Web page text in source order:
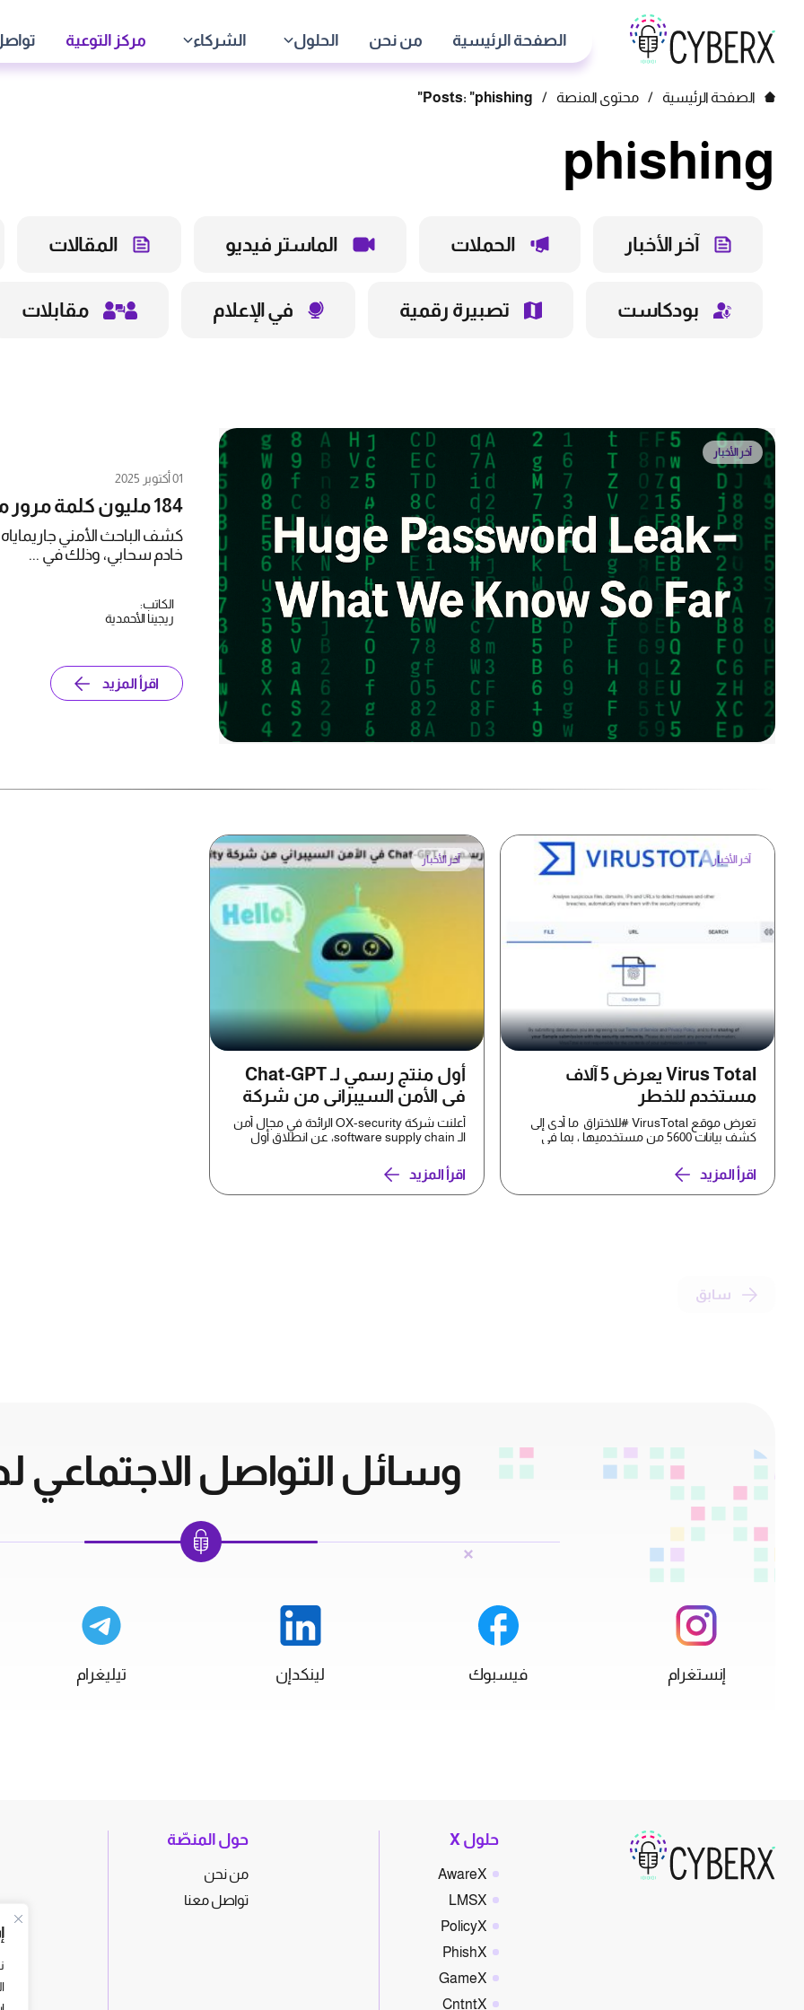
الصفحة الرئيسية من نحن الحلول الشركاء مركز التوعية
الصفحة الرئيسية / محتوى المنصة /
Posts: "phishing"
phishing
آخر الأخبار الحملات الماستر فيديو المقالات
بودكاست تصبيرة رقمية في الإعلام مقابلات
آخر الأخبار
01 أكتوبر 2025
184 مليون كلمة مرور مكشوفة… بياناتك ليست بأمان!
كشف الباحث الأمني
خادم سحابي، وذلك في ...
الكاتب:
ريجينا الأحمدية
اقرأ المزيد
آخر الأخبار
Virus Total يعرض 5 آلاف
مستخدم للخطر
تعرض موقع VirusTotal #للاختراق ما أدى إلى
كشف بيانات 5600 من مستخدميها ، بما في
اقرأ المزيد
آخر الأخبار
أول منتج رسمي لـ Chat-GPT
في الأمن السيبراني من شركة
OX-Security
أعلنت شركة OX-security الرائدة في مجال أمن
الـ software supply chain، عن انطلاق أول
اقرأ المزيد
سابق
وسائل التواصل الاجتماعي
إنستغرام فيسبوك لينكدإن تيليغرام
حلول X
AwareX
LMSX
PolicyX
PhishX
GameX
CntntX
حول المنصّة
من نحن
تواصل معنا